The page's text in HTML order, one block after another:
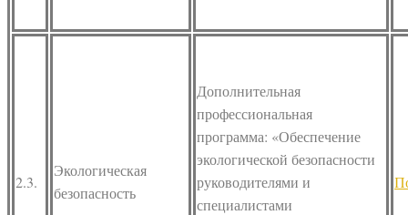
2.3.
Экологическая
безопасность
Дополнительная
профессиональная
программа: «Обеспечение
экологической безопасности
руководителями и
специалистами